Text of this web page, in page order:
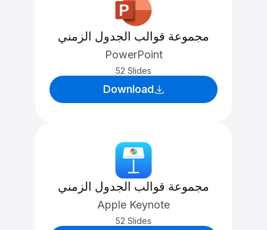
مجموعة قوالب الجدول الزمني
PowerPoint
52 Slides
Download
مجموعة قوالب الجدول الزمني
Apple Keynote
52 Slides